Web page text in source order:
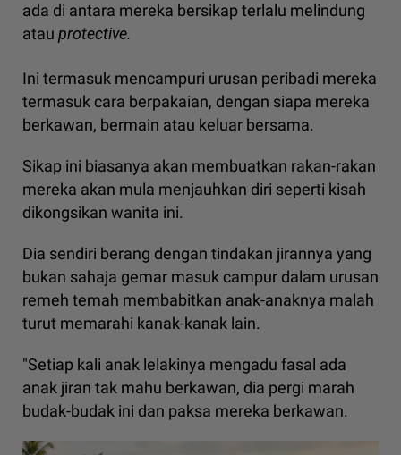
ada di antara mereka bersikap terlalu melindung
atau protective.
Ini termasuk mencampuri urusan peribadi mereka
termasuk cara berpakaian, dengan siapa mereka
berkawan, bermain atau keluar bersama.
Sikap ini biasanya akan membuatkan rakan-rakan
mereka akan mula menjauhkan diri seperti kisah
dikongsikan wanita ini.
Dia sendiri berang dengan tindakan jirannya yang
bukan sahaja gemar masuk campur dalam urusan
remeh temah membabitkan anak-anaknya malah
turut memarahi kanak-kanak lain.
"Setiap kali anak lelakinya mengadu fasal ada
anak jiran tak mahu berkawan, dia pergi marah
budak-budak ini dan paksa mereka berkawan.